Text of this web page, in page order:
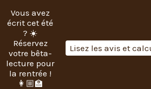
Vous avez
écrit cet été
? ☀️
Réservez
votre bêta-
lecture pour
la rentrée !
👩🏼‍🏫
Lisez les avis et